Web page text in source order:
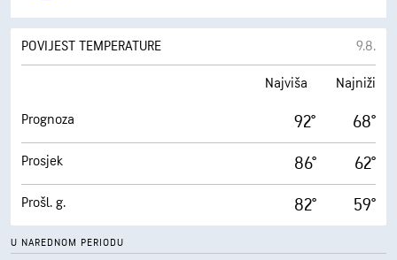
POVIJEST TEMPERATURE 9.8.
Najviša Najniži
Prognoza 92° 68°
Prosjek 86° 62°
Prošl. g. 82° 59°
U NAREDNOM PERIODU